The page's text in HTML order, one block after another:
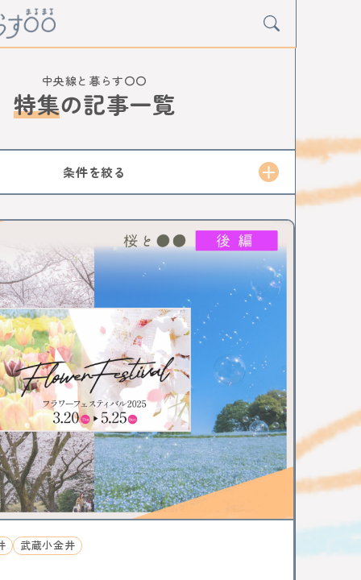
吉祥寺
三鷹
金井
武蔵小金井 国分寺
西国分寺
日野
豊田 八王子 西八王子
高尾
神
中神 昭島
羽村
東青梅
青梅
ョン
お菓子 三鷹 八王子
西八王子
特集
特集分割版
中央線〇〇散歩
国立
武蔵小金井 東小金井
和菓子
チョコレート
写真
ポートレート
ザ
中野ブロードウェイ 中野
サブカル
杉並区 武蔵野市 ゴミ処理場
体験
プ
バレンタイン 立川
サポート記事
イベント
かき氷 阿佐ヶ谷
荻窪
武蔵境
昭和記念公園
サイエンス
農業
小金井市
中央線と暮らす〇〇
特集の記事一覧
条件を絞る
武蔵小金井